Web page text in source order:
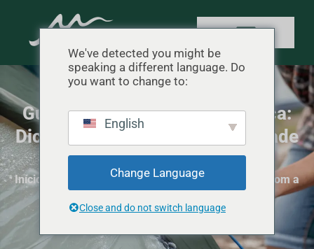
Guia de cuidados com a barraca:
Dicas essenciais para longevidade
e desempenho
Início Dicas de acampamento"Guia de cuidados com a
desempenho
We've detected you might be
speaking a different language. Do
you want to change to:
English
Change Language
Close and do not switch language